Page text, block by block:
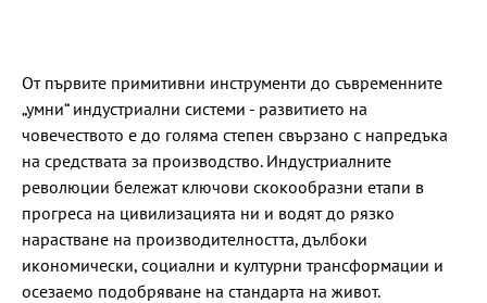
От първите примитивни инструменти до съвременните
„умни“ индустриални системи - развитието на
човечеството е до голяма степен свързано с напредъка
на средствата за производство. Индустриалните
революции бележат ключови скокообразни етапи в
прогреса на цивилизацията ни и водят до рязко
нарастване на производителността, дълбоки
икономически, социални и културни трансформации и
осезаемо подобряване на стандарта на живот.